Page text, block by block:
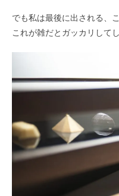
でも私は最後に出される、
これが雑だとガッカリして